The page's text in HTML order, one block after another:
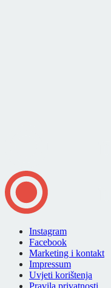
Instagram
Facebook
Marketing i kontakt
Impressum
Uvjeti korištenja
Pravila privatnosti